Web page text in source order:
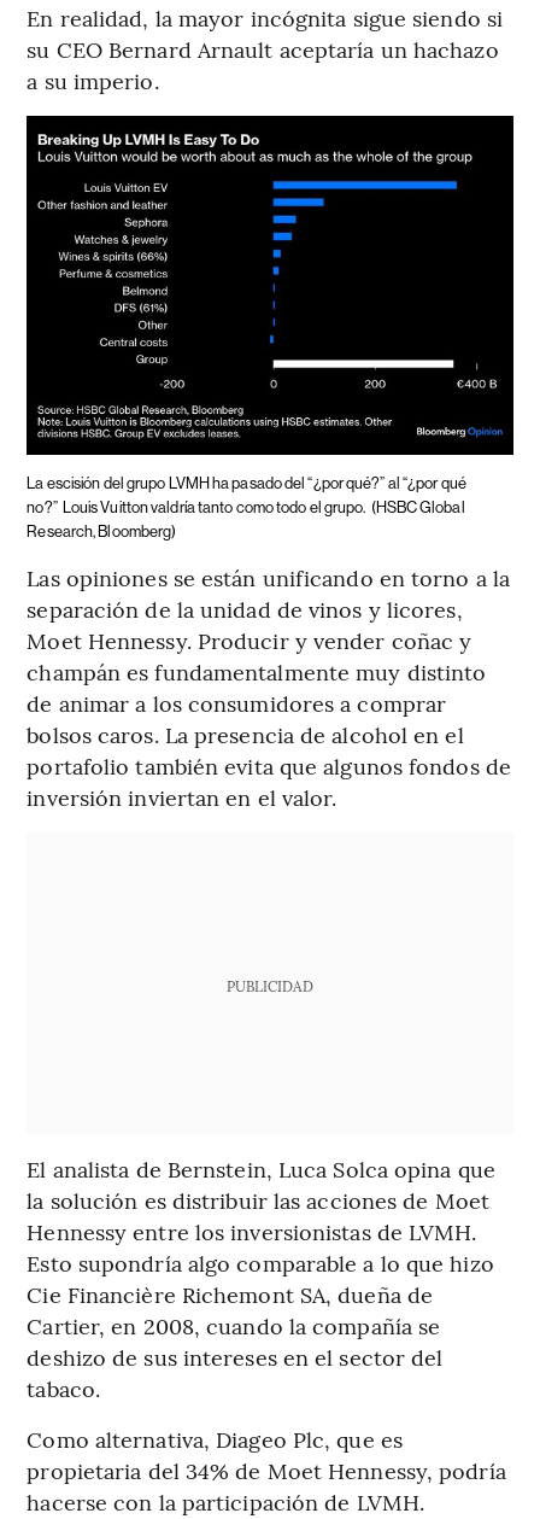
En realidad, la mayor incógnita sigue siendo si
su CEO Bernard Arnault aceptaría un hachazo
a su imperio.
La escisión del grupo LVMH ha pasado del “¿por qué?” al “¿por qué
no?” Louis Vuitton valdría tanto como todo el grupo. (HSBC Global
Research, Bloomberg)
Las opiniones se están unificando en torno a la
separación de la unidad de vinos y licores,
Moet Hennessy. Producir y vender coñac y
champán es fundamentalmente muy distinto
de animar a los consumidores a comprar
bolsos caros. La presencia de alcohol en el
portafolio también evita que algunos fondos de
inversión inviertan en el valor.
PUBLICIDAD
El analista de Bernstein, Luca Solca opina que
la solución es distribuir las acciones de Moet
Hennessy entre los inversionistas de LVMH.
Esto supondría algo comparable a lo que hizo
Cie Financière Richemont SA, dueña de
Cartier, en 2008, cuando la compañía se
deshizo de sus intereses en el sector del
tabaco.
Como alternativa, Diageo Plc, que es
propietaria del 34% de Moet Hennessy, podría
hacerse con la participación de LVMH.